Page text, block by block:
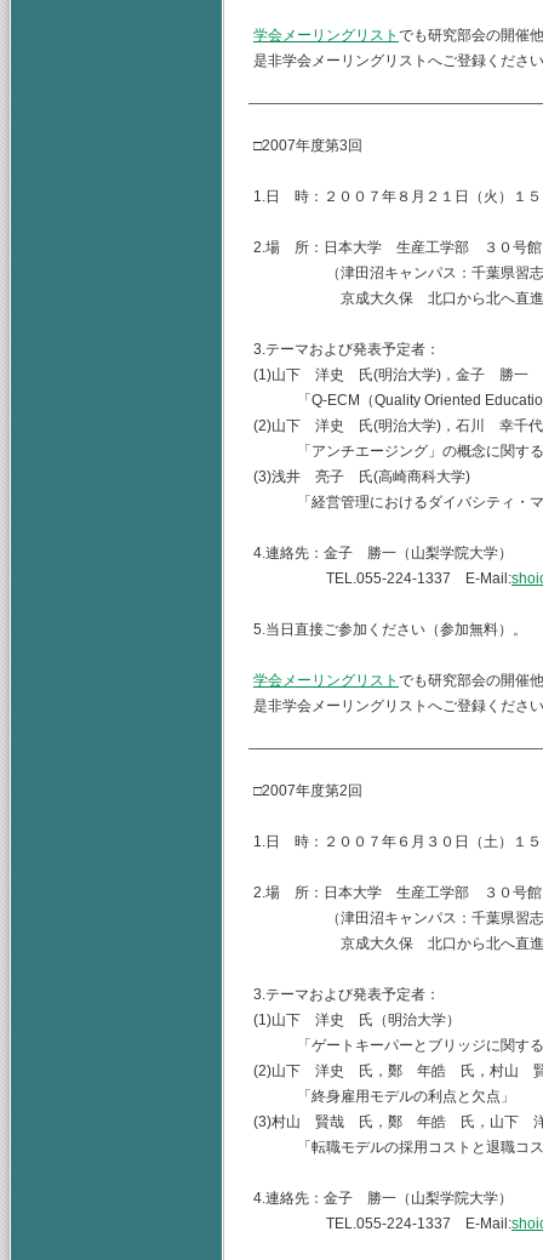
学会メーリングリスト でも研究部会の開催
是非学会メーリングリストへご登録くださ
□2007年度第3回
1.日 時：２００７年８月２１日（火）１
2.場 所：日本大学 生産工学部 ３０号
（津田沼キャンパス：千葉県習志
京成大久保 北口から北へ直進
3.テーマおよび発表予定者：
(1)山下 洋史 氏(明治大学)，金子 勝一
「Q-ECM（Quality Oriented Education
(2)山下 洋史 氏(明治大学)，石川 幸千
「アンチエージング」の概念に関する
(3)浅井 亮子 氏(高崎商科大学)
「経営管理におけるダイバシティ・
4.連絡先：金子 勝一（山梨学院大学）
TEL.055-224-1337 E-Mail:
5.当日直接ご参加ください（参加無料）。
学会メーリングリスト でも研究部会の開催
是非学会メーリングリストへご登録くださ
□2007年度第2回
1.日 時：２００７年６月３０日（土）１
2.場 所：日本大学 生産工学部 ３０号
（津田沼キャンパス：千葉県習志
京成大久保 北口から北へ直進
3.テーマおよび発表予定者：
(1)山下 洋史 氏（明治大学）
「ゲートキーパーとブリッジに関す
(2)山下 洋史 氏，鄭 年皓 氏，村山 賢
「終身雇用モデルの利点と欠点」
(3)村山 賢哉 氏，鄭 年皓 氏，山下 洋
「転職モデルの採用コストと
4.連絡先：金子 勝一（山梨学院大学）
TEL.055-224-1337 E-Mail: